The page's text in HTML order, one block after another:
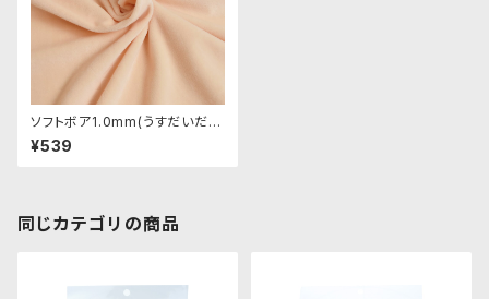
ソフトボア1.0mm(うすだいだ
い)SSB054 ぬいぐるみ用短毛
ボア生地 20cm
¥539
同じカテゴリの商品